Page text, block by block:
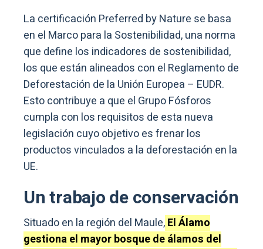
La certificación Preferred by Nature se basa
en el Marco para la Sostenibilidad, una norma
que define los indicadores de sostenibilidad,
los que están alineados con el Reglamento de
Deforestación de la Unión Europea – EUDR.
Esto contribuye a que el Grupo Fósforos
cumpla con los requisitos de esta nueva
legislación cuyo objetivo es frenar los
productos vinculados a la deforestación en la
UE.
Un trabajo de conservación
Situado en la región del Maule,El Álamo
gestiona el mayor bosque de álamos del